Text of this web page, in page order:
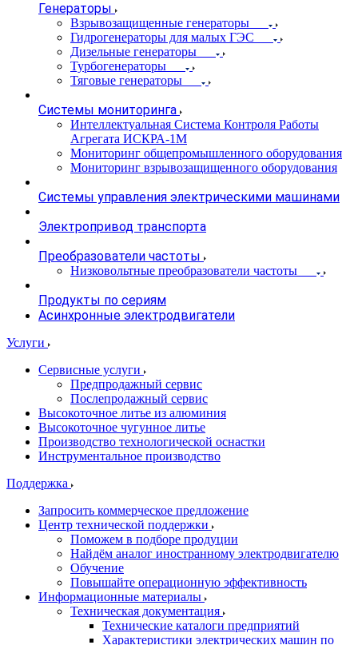
Генераторы
Взрывозащищенные генераторы
Гидрогенераторы для малых ГЭС
Дизельные генераторы
Турбогенераторы
Тяговые генераторы
Системы мониторинга
Интеллектуальная Система Контроля Работы
Агрегата ИСКРА-1М
Мониторинг общепромышленного оборудования
Мониторинг взрывозащищенного оборудования
Системы управления электрическими машинами
Электропривод транспорта
Преобразователи частоты
Низковольтные преобразователи частоты
Продукты по сериям
Асинхронные электродвигатели
Услуги
Сервисные услуги
Предпродажный сервис
Послепродажный сервис
Высокоточное литье из алюминия
Высокоточное чугунное литье
Производство технологической оснастки
Инструментальное производство
Поддержка
Запросить коммерческое предложение
Центр технической поддержки
Поможем в подборе продуции
Найдём аналог иностранному электродвигателю
Обучение
Повышайте операционную эффективность
Информационные материалы
Техническая документация
Технические каталоги предприятий
Характеристики электрических машин по